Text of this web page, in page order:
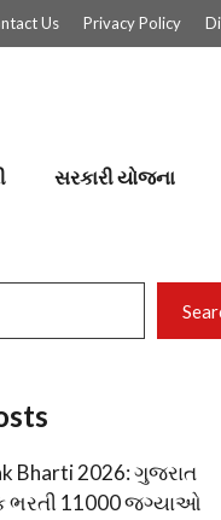
Us Privacy Policy
સરકારી યોજના
Bharti 2026: ગુજરાત
ભરતી 11000 જગ્યાઓ